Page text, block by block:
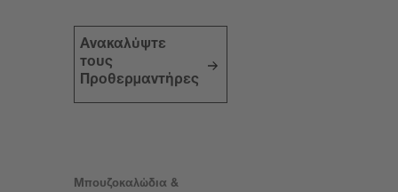
Ανακαλύψτε
τους
Προθερμαντήρες
Μπουζοκαλώδια &